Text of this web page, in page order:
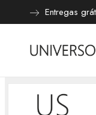
Entregas